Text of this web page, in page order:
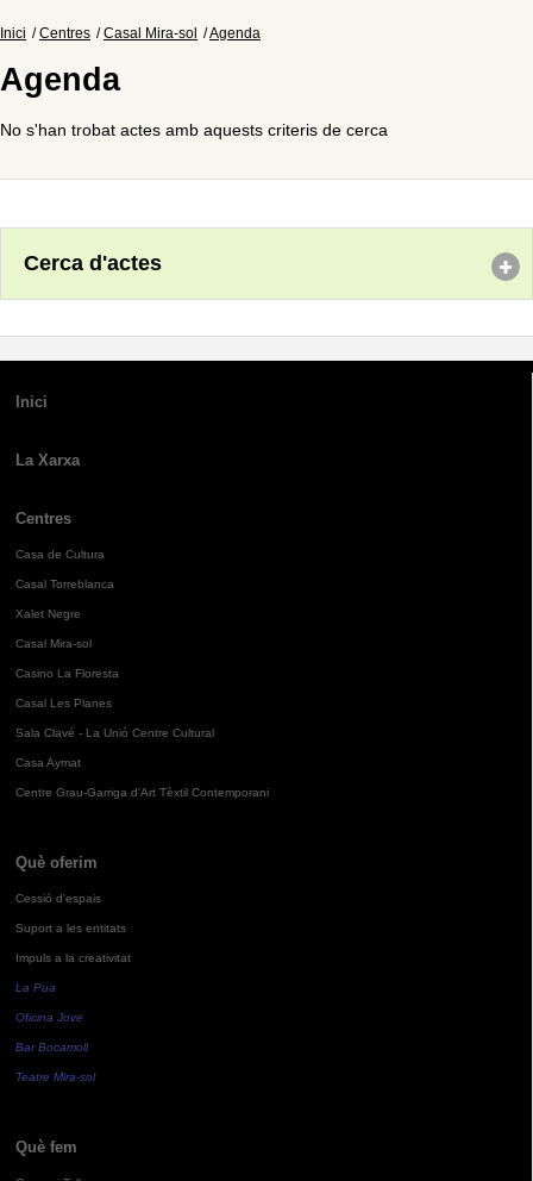
Inici Centres Casal Mira-sol Agenda
Agenda
No s'han trobat actes amb aquests criteris de cerca
Cerca d'actes
Inici
La Xarxa
Centres
Casa de Cultura
Casal Torreblanca
Xalet Negre
Casal Mira-sol
Casino La Floresta
Casal Les Planes
Sala Clavé - La Unió Centre Cultural
Casa Aymat
Centre Grau-Garriga d'Art Tèxtil Contemporani
Què oferim
Cessió d'espais
Suport a les entitats
Impuls a la creativitat
La Pua
Oficina Jove
Bar Bocamoll
Teatre Mira-sol
Què fem